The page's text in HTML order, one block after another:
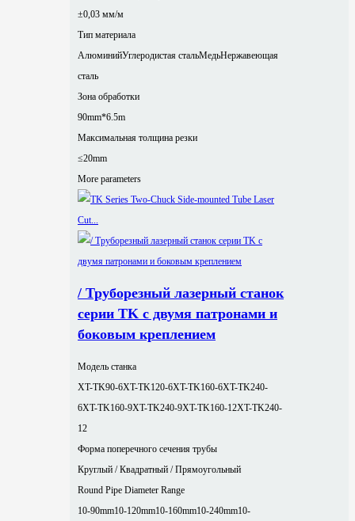
±0,03 мм/м
Тип материала
АлюминийУглеродистая стальМедьНержавеющая
сталь
Зона обработки
90mm*6.5m
Максимальная толщина резки
≤20mm
More parameters
/ Труборезный лазерный станок
серии TK с двумя патронами и
боковым креплением
Модель станка
XT-TK90-6XT-TK120-6XT-TK160-6XT-TK240-
6XT-TK160-9XT-TK240-9XT-TK160-12XT-TK240-
12
Форма поперечного сечения трубы
Круглый / Квадратный / Прямоугольный
Round Pipe Diameter Range
10-90mm10-120mm10-160mm10-240mm10-